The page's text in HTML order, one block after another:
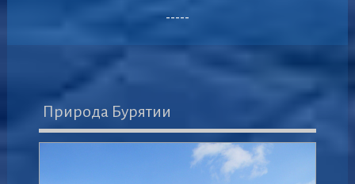
-----
Природа Бурятии